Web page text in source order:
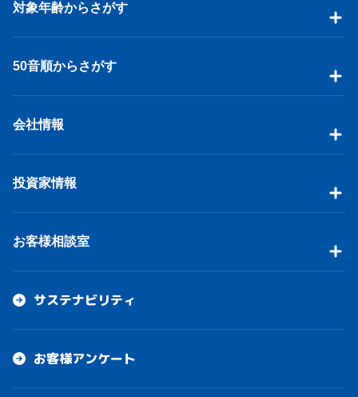
対象年齢からさがす
50音順からさがす
会社情報
投資家情報
お客様相談室
サステナビリティ
お客様アンケート